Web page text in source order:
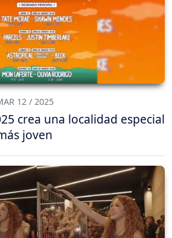
12 / 2025
crea una localidad especial
joven